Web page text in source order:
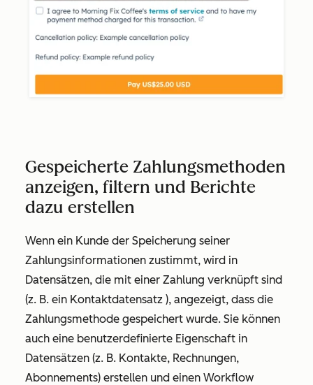
Gespeicherte Zahlungsmethoden
anzeigen, filtern und Berichte
dazu erstellen
Wenn ein Kunde der Speicherung seiner
Zahlungsinformationen zustimmt, wird in
Datensätzen, die mit einer Zahlung verknüpft sind
(z. B. ein Kontaktdatensatz ), angezeigt, dass die
Zahlungsmethode gespeichert wurde. Sie können
auch eine benutzerdefinierte Eigenschaft in
Datensätzen (z. B. Kontakte, Rechnungen,
Abonnements) erstellen und einen Workflow